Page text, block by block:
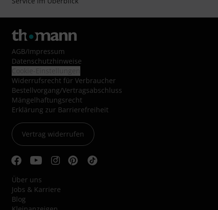
AGB/Impressum
Datenschutzhinweise
Widerrufsrecht für Verbraucher
Bestellvorgang/Vertragsabschluss
Mängelhaftungsrecht
Erklärung zur Barrierefreiheit
Vertrag widerrufen
Über uns
Jobs & Karriere
Blog